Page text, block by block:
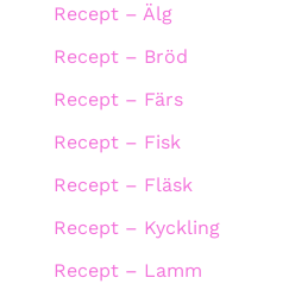
Recept – Älg
Recept – Bröd
Recept – Färs
Recept – Fisk
Recept – Fläsk
Recept – Kyckling
Recept – Lamm